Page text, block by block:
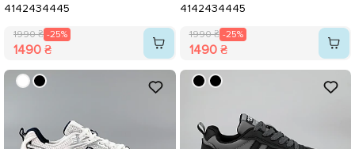
4142434445
1990 ₴ -25%
1490 ₴
4142434445
1990 ₴ -25%
1490 ₴